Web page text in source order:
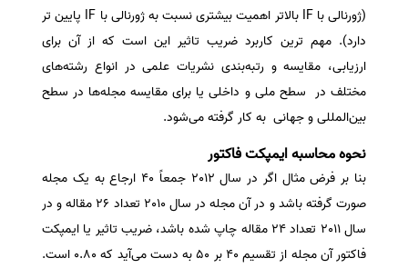
(ژورنالی با IF بالاتر اهمیت بیشتری نسبت به ژورنالی با IF پایین تر
دارد). مهم ترین کاربرد ضریب تاثیر این است که از آن برای
ارزیابی، مقایسه و رتبه‌بندی نشریات علمی در انواع رشته‌های
مختلف در سطح ملی و داخلی یا برای مقایسه مجله‌ها در سطح
بین‌المللی و جهانی به کار گرفته می‌شود.
نحوه محاسبه ایمپکت فاکتور
بنا بر فرض مثال اگر در سال 2012 جمعاً 40 ارجاع به یک مجله
صورت گرفته باشد و در آن مجله در سال 2010 تعداد 26 مقاله و در
سال 2011 تعداد 24 مقاله چاپ شده باشد، ضریب تاثیر یا ایمپکت
فاکتور آن مجله از تقسیم 40 بر 50 به دست می‌آید که 0.80 است.